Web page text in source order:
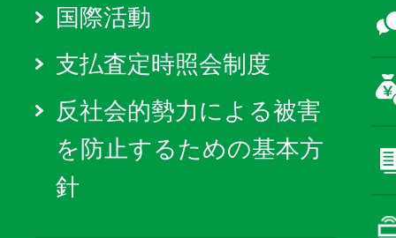
国際活動
支払査定時照会制度
反社会的勢力による被害
を防止するための基本方
針